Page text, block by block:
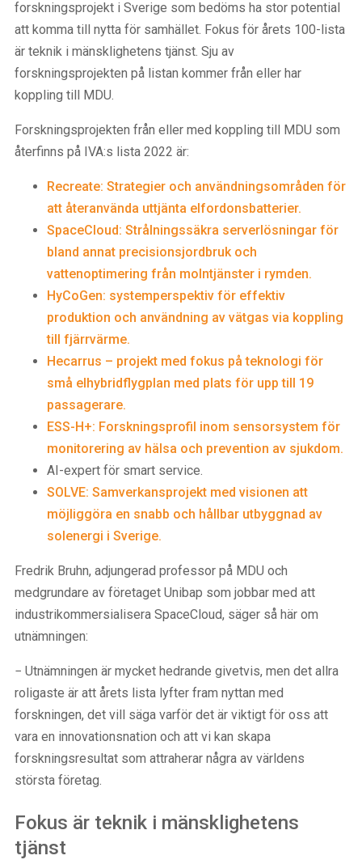
forskningsprojekt i Sverige som bedöms ha stor potential
att komma till nytta för samhället. Fokus för årets 100-lista
är teknik i mänsklighetens tjänst. Sju av
forskningsprojekten på listan kommer från eller har
koppling till MDU.
Forskningsprojekten från eller med koppling till MDU som
återfinns på IVA:s lista 2022 är:
Recreate: Strategier och användningsområden för
att återanvända uttjänta elfordonsbatterier.
SpaceCloud: Strålningssäkra serverlösningar för
bland annat precisionsjordbruk och
vattenoptimering från molntjänster i rymden.
HyCoGen: systemperspektiv för effektiv
produktion och användning av vätgas via koppling
till fjärrvärme.
Hecarrus – projekt med fokus på teknologi för
små elhybridflygplan med plats för upp till 19
passagerare.
ESS-H+: Forskningsprofil inom sensorsystem för
monitorering av hälsa och prevention av sjukdom.
AI-expert för smart service.
SOLVE: Samverkansprojekt med visionen att
möjliggöra en snabb och hållbar utbyggnad av
solenergi i Sverige.
Fredrik Bruhn, adjungerad professor på MDU och
medgrundare av företaget Unibap som jobbar med att
industrikommersialisera SpaceCloud, säger så här om
utnämningen:
− Utnämningen är mycket hedrande givetvis, men det allra
roligaste är att årets lista lyfter fram nyttan med
forskningen, det vill säga varför det är viktigt för oss att
vara en innovationsnation och att vi kan skapa
forskningsresultat som attraherar några av världens
största företag.
Fokus är teknik i mänsklighetens
tjänst